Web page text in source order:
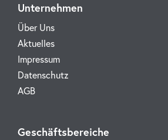
Unternehmen
Über Uns
Aktuelles
Impressum
Datenschutz
AGB
Geschäftsbereiche